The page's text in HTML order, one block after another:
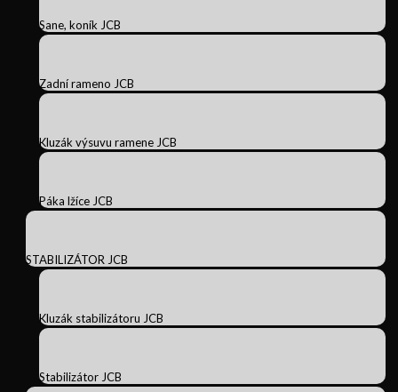
Sane, koník JCB
Zadní rameno JCB
Kluzák výsuvu ramene JCB
Páka lžíce JCB
STABILIZÁTOR JCB
Kluzák stabilizátoru JCB
Stabilizátor JCB